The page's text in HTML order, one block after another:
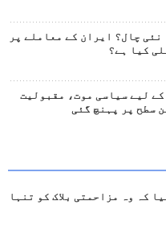
نئی چال؟ ایران کے معاملے پر
کیا ہے؟
لیے سیاسی موت، مقبولیت
سطح پر پہنچ گئی
کہ وہ مزاحمتی بلاک کو تنہا